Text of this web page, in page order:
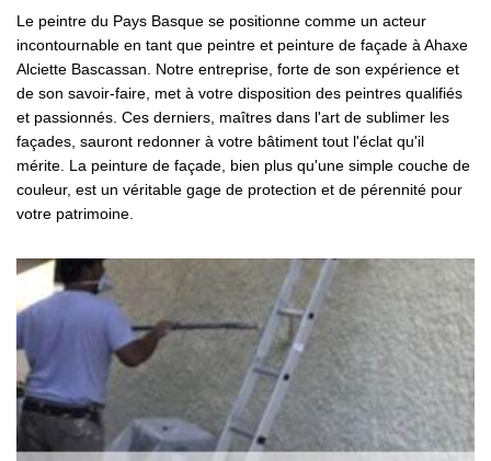
Le peintre du Pays Basque se positionne comme un acteur
incontournable en tant que peintre et peinture de façade à Ahaxe
Alciette Bascassan. Notre entreprise, forte de son expérience et
de son savoir-faire, met à votre disposition des peintres qualifiés
et passionnés. Ces derniers, maîtres dans l'art de sublimer les
façades, sauront redonner à votre bâtiment tout l'éclat qu'il
mérite. La peinture de façade, bien plus qu'une simple couche de
couleur, est un véritable gage de protection et de pérennité pour
votre patrimoine.